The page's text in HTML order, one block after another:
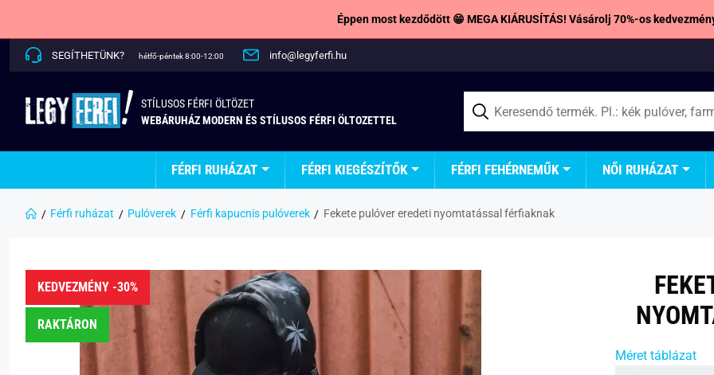
Éppen most kezdődött 😁 MEGA KIÁRUSÍTÁS! Vásárolj 70%-os
SEGÍTHETÜNK? hétfő-péntek 8:00-12:00 info@legyferfi.hu
STÍLUSOS FÉRFI ÖLTÖZET
WEBÁRUHÁZ MODERN ÉS STÍLUSOS FÉRFI ÖLTOZETTEL
FÉRFI RUHÁZAT FÉRFI KIEGÉSZÍTŐK FÉRFI FEHÉRNEMŰK NŐI RUHÁZAT
Férfi ruházat Pulóverek Férfi kapucnis pulóverek Fekete pulóver eredeti nyomtatással férfiaknak
KEDVEZMÉNY -30%
RAKTÁRON
Méret táblázat